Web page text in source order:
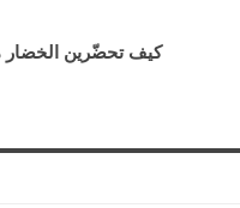
كيف تحضّرين الخضار